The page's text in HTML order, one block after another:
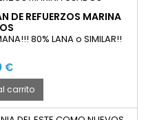
DE REFUERZOS MARINA
80% LANA o SIMILAR!!
€
carrito